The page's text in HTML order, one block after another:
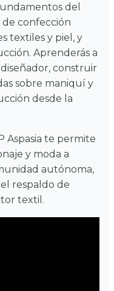
del
de confección
textiles y piel, y
Aprenderás a
construir
sobre maniquí y
desde la
Aspasia te permite
y moda a
autónoma,
respaldo de
textil.